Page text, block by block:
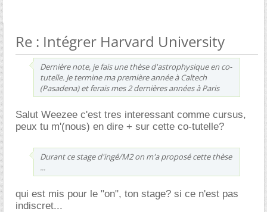
Re : Intégrer Harvard University
Dernière note, je fais une thèse d'astrophysique en co-
tutelle. Je termine ma première année à Caltech
(Pasadena) et ferais mes 2 dernières années à Paris
Salut Weezee c'est tres interessant comme cursus,
peux tu m'(nous) en dire + sur cette co-tutelle?
Durant ce stage d'ingé/M2 on m'a proposé cette thèse
...
qui est mis pour le "on", ton stage? si ce n'est pas
indiscret...